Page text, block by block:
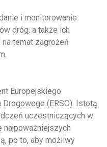
i monitorowanie
dróg, a także ich
temat zagrożeń
Europejskiego
(ERSO). Istotą
uczestniczących w
najpoważniejszych
po to, aby możliwy